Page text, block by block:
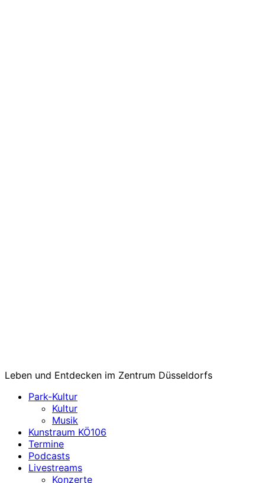
Leben und Entdecken im Zentrum Düsseldorfs
Park-Kultur
Kultur
Musik
Kunstraum KÖ106
Termine
Podcasts
Livestreams
Konzerte